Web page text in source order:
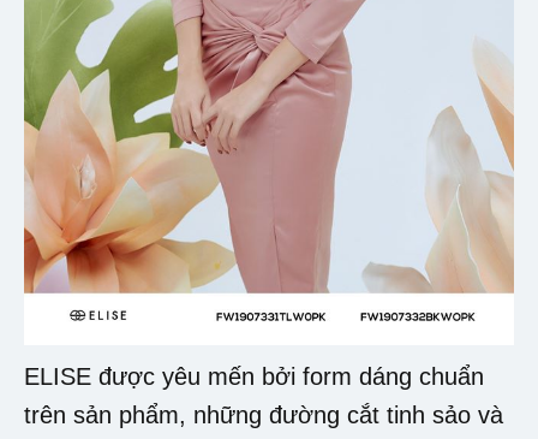
ELISE được yêu mến bởi form dáng chuẩn
trên sản phẩm, những đường cắt tinh sảo và